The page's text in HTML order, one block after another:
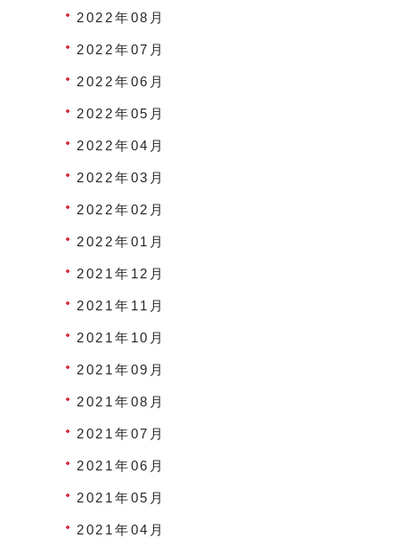
2022年08月
2022年07月
2022年06月
2022年05月
2022年04月
2022年03月
2022年02月
2022年01月
2021年12月
2021年11月
2021年10月
2021年09月
2021年08月
2021年07月
2021年06月
2021年05月
2021年04月